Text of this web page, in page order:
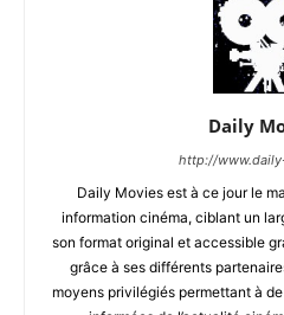
Daily
http://
Daily Movies est à ce jour le
information cinéma, ciblant un
son format original et accessible
grâce à ses différents
moyens privilégiés permettant à